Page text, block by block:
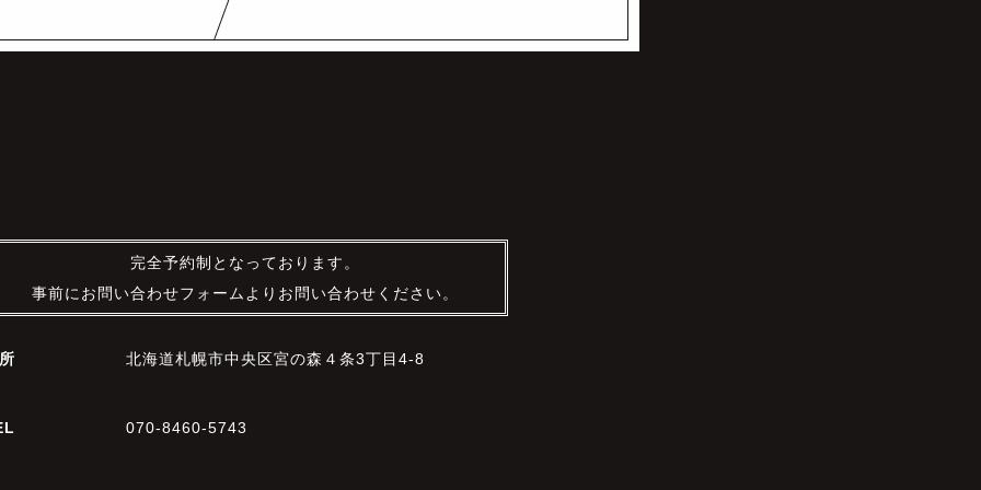
完全予約制となっております。
事前にお問い合わせフォームよりお問い合わせください。
北海道札幌市中央区宮の森４条3丁目4-8
070-8460-5743